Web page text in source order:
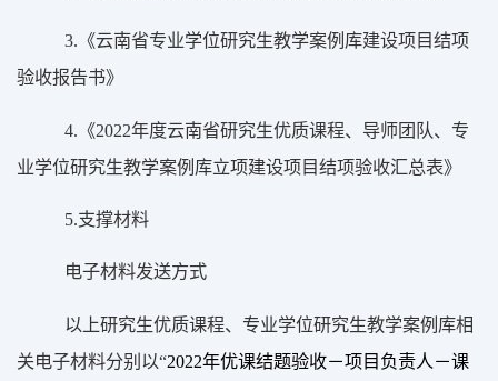
3. 《云南省专业学位研究生教学案例库建设项目结项
验收报告书》
4. 《2022年度云南省研究生优质课程、导师团队、专
业学位研究生教学案例库立项建设项目结项验收汇总表》
5.支撑材料
电子材料发送方式
以上研究生优质课程、专业学位研究生教学案例库相
关电子材料分别以“2022年优课结题验收－项目负责人－课